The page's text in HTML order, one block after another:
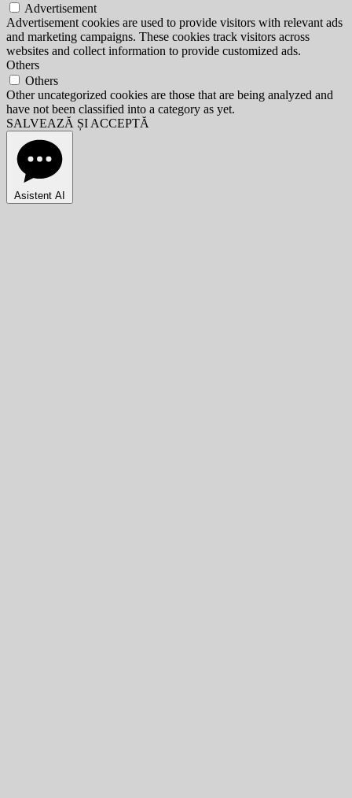
Advertisement
Advertisement cookies are used to provide visitors with relevant ads
and marketing campaigns. These cookies track visitors across
websites and collect information to provide customized ads.
Others
Others
Other uncategorized cookies are those that are being analyzed and
have not been classified into a category as yet.
SALVEAZĂ ȘI ACCEPTĂ
Asistent AI